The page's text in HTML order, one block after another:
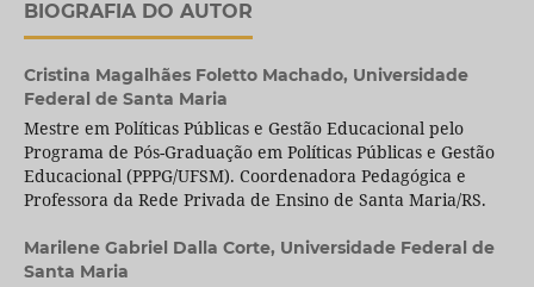
BIOGRAFIA DO AUTOR
Cristina Magalhães Foletto Machado, Universidade
Federal de Santa Maria
Mestre em Políticas Públicas e Gestão Educacional pelo
Programa de Pós-Graduação em Políticas Públicas e Gestão
Educacional (PPPG/UFSM). Coordenadora Pedagógica e
Professora da Rede Privada de Ensino de Santa Maria/RS.
Marilene Gabriel Dalla Corte, Universidade Federal de
Santa Maria